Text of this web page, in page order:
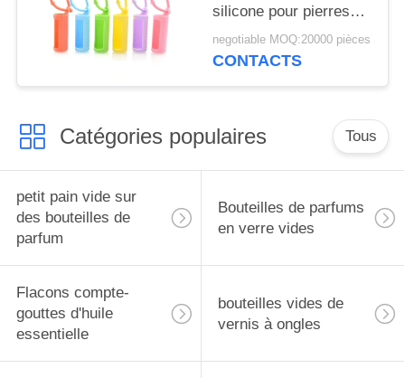
silicone pour pierres
précieuses, support
pour flacons roll-on de
protection de voyage
negotiable MOQ:20000 pièces
CONTACTS
Catégories populaires Tous
petit pain vide sur
des bouteilles de
parfum
Bouteilles de parfums
en verre vides
Flacons compte-
gouttes d'huile
essentielle
bouteilles vides de
vernis à ongles